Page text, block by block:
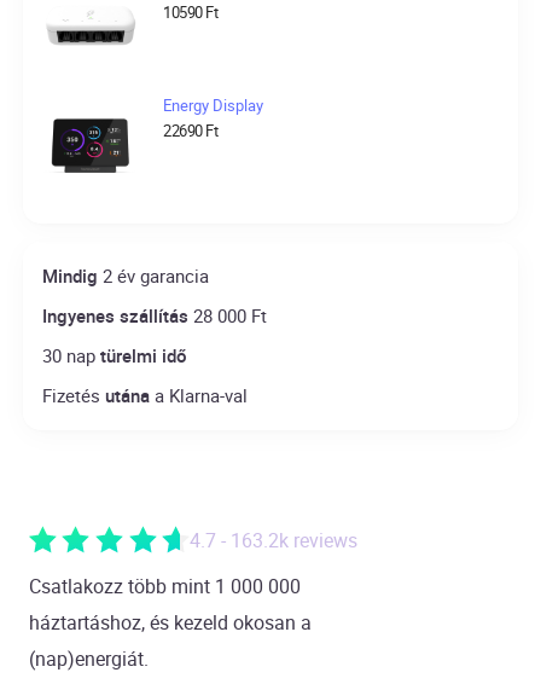
10590Ft
Energy Display
22690Ft
Mindig 2 év garancia
Ingyenes szállítás28 000 Ft
30 naptürelmi idő
Fizetésutána a Klarna-val
4.7 - 163.2k reviews
Csatlakozz több mint 1 000 000
háztartáshoz, és kezeld okosan a
(nap)energiát.